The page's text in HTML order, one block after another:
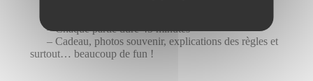
– 4 équipes de 2 joueurs par partie
– Chaque partie dure 45 minutes
– Cadeau, photos souvenir, explications des règles et
surtout… beaucoup de fun !